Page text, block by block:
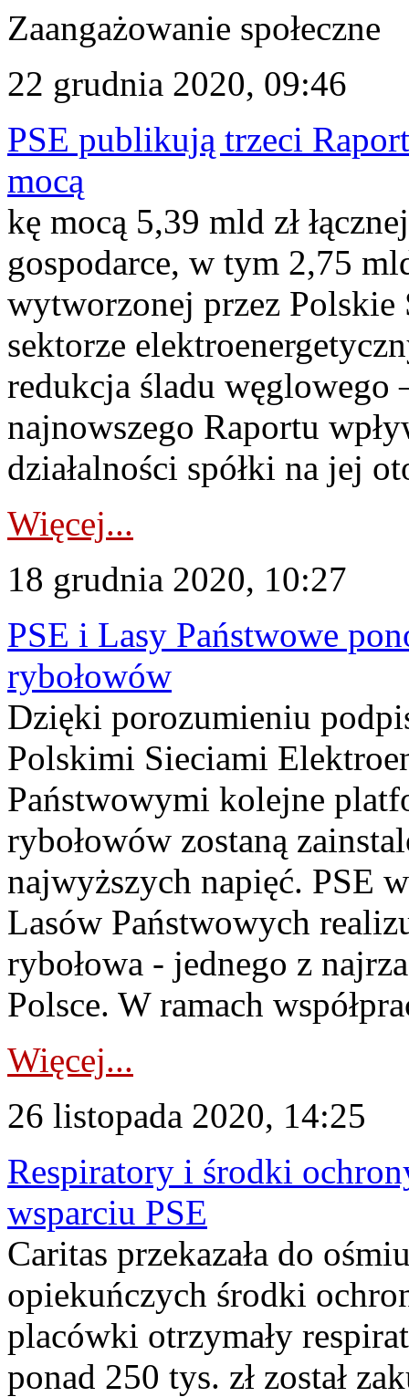
Zaangażowanie społeczne
22 grudnia 2020, 09:46
PSE publikują trzeci
mocą
kę mocą 5,39 mld zł
gospodarce, w tym 2,75
wytworzonej przez Polskie
sektorze
redukcja śladu węglowego
najnowszego Raportu
działalności spółki na jej
Więcej...
18 grudnia 2020, 10:27
PSE i Lasy Państwowe
rybołowów
Dzięki porozumieniu
Polskimi Sieciami
Państwowymi kolejne
rybołowów zostaną
najwyższych napięć. PSE
Lasów Państwowych
rybołowa - jednego z
Polsce. W ramach
Więcej...
26 listopada 2020, 14:25
Respiratory i środki
wsparciu PSE
Caritas przekazała do
opiekuńczych środki
placówki otrzymały
ponad 250 tys. zł został